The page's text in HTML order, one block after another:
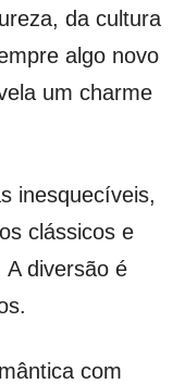
da cultura
algo novo
um charme
inesquecíveis,
clássicos e
A diversão é
com